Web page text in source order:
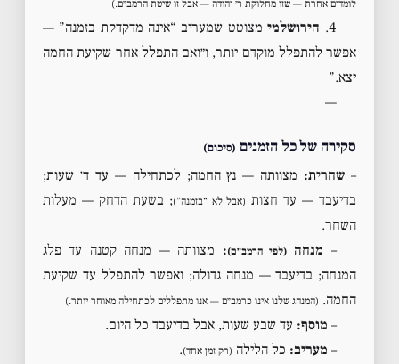
לומדים אחרת — שזו מחלוקת ר׳ יהודה — אבל זו שיטת הרמב״ם.)
4. הירושלמימצוטט שמעריב “אינה מדקדקת בזמנה” —
אפשר להתפלל מוקדם יותר, ו״ואם התפלל אחר שקיעת החמה
יצא.”
—
סקירה של כל הזמנים (סיכום)
– שחרית: מצוותה — נץ החמה; לכתחילה — עד ד׳ שעות;
בדיעבד — עד חצות (אבל לא “בזמנה”); בשעת הדחק — מעלות
השחר.
– מנחה (לפי הרמב״ם): מצוותה — מנחה קטנה עד פלג
המנחה; בדיעבד — מנחה גדולה; ואפשר להתפלל עד שקיעת
החמה. (המנהג שלנו אינו כרמב״ם — אנו מתפללים לכתחילה מאוחר יותר.)
– מוסף: עד שבע שעות, אבל בדיעבד כל היום.
– מעריב: כל הלילה (רק זמן אחד).